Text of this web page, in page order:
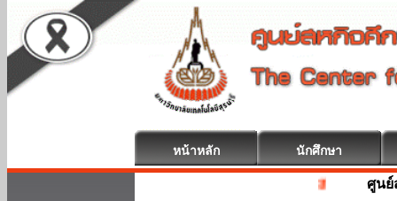
หน้าหลัก นักศึกษา
สหกิจศึกษา ยินดี
ศูน